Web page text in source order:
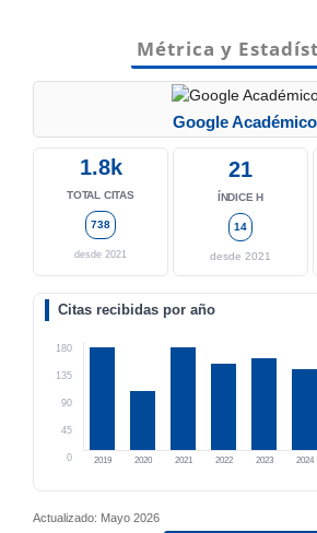
Métrica y
Google Académico
1.8k
TOTAL CITAS
738
desde 2021
21
ÍNDICE H
14
desde 2021
Citas recibidas por año
180
135
90
45
0 2019 2020 2021 2022 2023 2024
Actualizado: Mayo 2026